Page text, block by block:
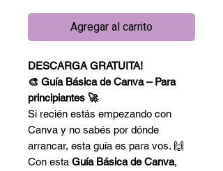
Agregar al carrito
DESCARGA GRATUITA!
🎨 Guía Básica de Canva – Para
principiantes 🚀
Si recién estás empezando con
Canva y no sabés por dónde
arrancar, esta guía es para vos. 🙌
Con esta Guía Básica de Canva,